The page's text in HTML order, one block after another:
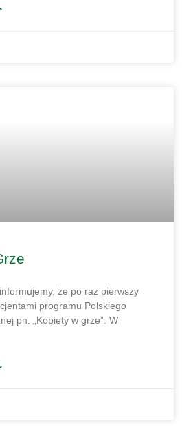
że po raz pierwszy
programu Polskiego
pn. „Kobiety w grze”. W